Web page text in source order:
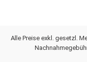
Alle Preise exkl. gesetzl.